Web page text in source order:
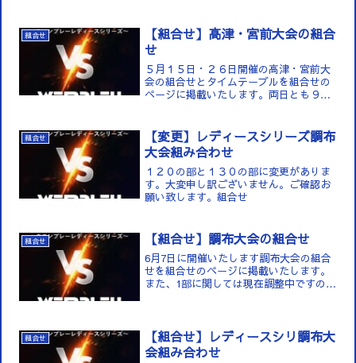
組合せ
【組合せ】高津・宮前大会の組合
せ
５月１５日・２６日開催の高津・宮前大
会の組合せとタイムテーブルを組合せの
ページに掲載いたします。両日とも９時
載しておりますが。高...
組合せ
【変更】レディースシリーズ調布
大会組み合わせ
１２０の部と１３０の部に変更がありま
す。大変申し訳ございません。ご確認お
願い致します。組合せ
組合せ 【組合せ】調布大会の組合せ
6月7日に開催いたします調布大会の組合
せを組合せのページに掲載いたします。
また、1部に関しては現在調整中ですので
組合せ
【組合せ】レディースシリ調布大
会組み合わせ